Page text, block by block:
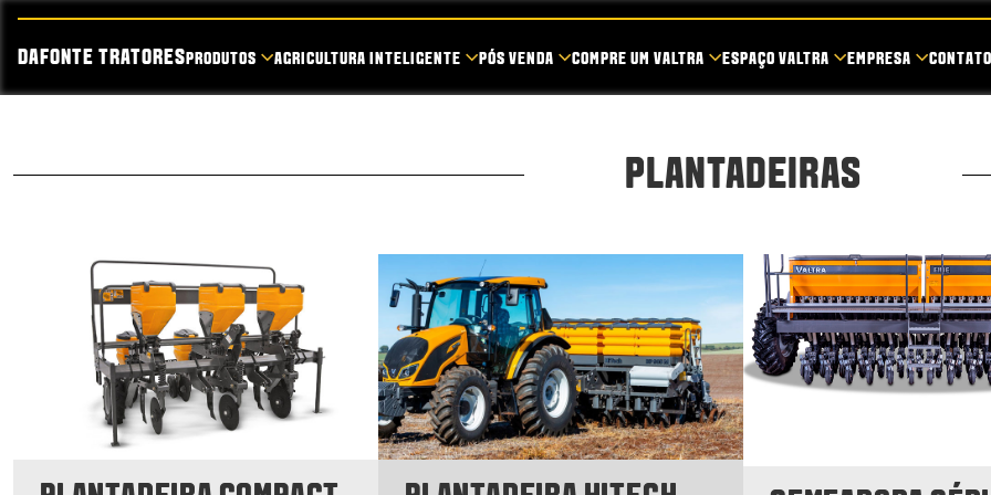
DAFONTE TRATORESPRODUTOS AGRICULTURA INTELIGENTE PÓS VENDA COMPRE UM VALTRA ESPAÇO VALTRA EMPRESA CONTATO
PLANTADEIRAS